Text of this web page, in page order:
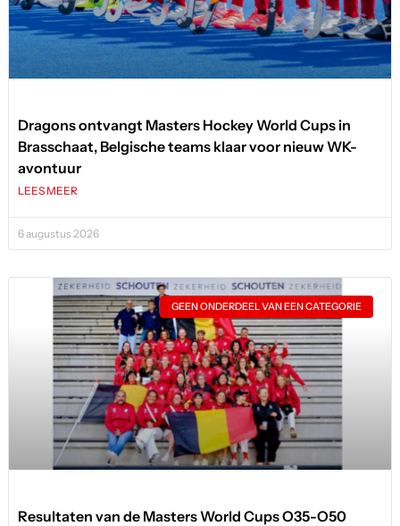
Dragons ontvangt Masters Hockey World Cups in
Brasschaat, Belgische teams klaar voor nieuw WK-
avontuur
LEES MEER
6 augustus 2026
GEEN ONDERDEEL VAN EEN CATEGORIE
Resultaten van de Masters World Cups O35-O50